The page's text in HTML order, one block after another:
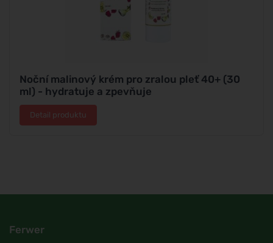
Noční malinový krém pro zralou pleť 40+ (30
ml) - hydratuje a zpevňuje
Detail produktu
Ferwer